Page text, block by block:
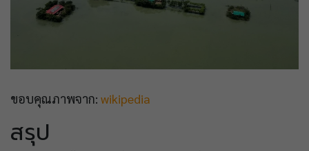
ขอบคุณภาพจาก: wikipedia
สรุป